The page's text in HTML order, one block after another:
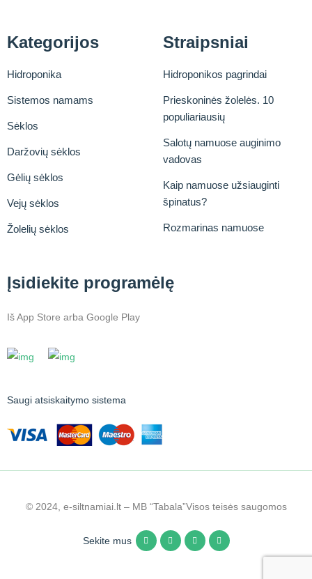
Kategorijos
Hidroponika
Sistemos namams
Sėklos
Daržovių sėklos
Gėlių sėklos
Vejų sėklos
Žolelių sėklos
Straipsniai
Hidroponikos pagrindai
Prieskoninės žolelės. 10
populiariausių
Salotų namuose auginimo
vadovas
Kaip namuose užsiauginti
špinatus?
Rozmarinas namuose
Įsidiekite programėlę
Iš App Store arba Google Play
Saugi atsiskaitymo sistema
© 2024, e-siltnamiai.lt – MB “Tabala”Visos teisės saugomos
Sekite mus